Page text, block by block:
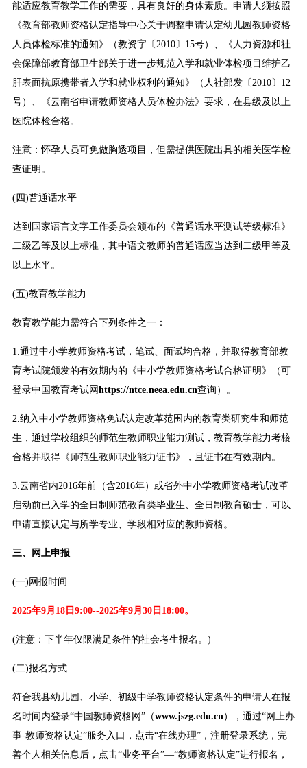
能适应教育教学工作的需要，具有良好的身体素质。申请人须按照
《教育部教师资格认定指导中心关于调整申请认定幼儿园教师资格
人员体检标准的通知》（教资字〔2010〕15号）、《人力资源和社
会保障部教育部卫生部关于进一步规范入学和就业体检项目维护乙
肝表面抗原携带者入学和就业权利的通知》（人社部发〔2010〕12
号）、《云南省申请教师资格人员体检办法》要求，在县级及以上
医院体检合格。
注意：怀孕人员可免做胸透项目，但需提供医院出具的相关医学检
查证明。
(四)普通话水平
达到国家语言文字工作委员会颁布的《普通话水平测试等级标准》
二级乙等及以上标准，其中语文教师的普通话应当达到二级甲等及
以上水平。
(五)教育教学能力
教育教学能力需符合下列条件之一：
1.通过中小学教师资格考试，笔试、面试均合格，并取得教育部教
育考试院颁发的有效期内的《中小学教师资格考试合格证明》（可
登录中国教育考试网 https://ntce.neea.edu.cn查询）。
2.纳入中小学教师资格免试认定改革范围内的教育类研究生和师范
生，通过学校组织的师范生教师职业能力测试，教育教学能力考核
合格并取得《师范生教师职业能力证书》，且证书在有效期内。
3.云南省内2016年前（含2016年）或省外中小学教师资格考试改革
启动前已入学的全日制师范教育类毕业生、全日制教育硕士，可以
申请直接认定与所学专业、学段相对应的教师资格。
三、网上申报
(一)网报时间
2025年9月18日9:00--2025年9月30日18:00。
(注意：下半年仅限满足条件的社会考生报名。)
(二)报名方式
符合我县幼儿园、小学、初级中学教师资格认定条件的申请人在报
名时间内登录“中国教师资格网”（www.jszg.edu.cn），通过“网上办
事-教师资格认定”服务入口，点击“在线办理”，注册登录系统，完
善个人相关信息后，点击“业务平台”—“教师资格认定”进行报名，